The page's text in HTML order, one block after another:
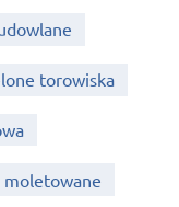
torowiska